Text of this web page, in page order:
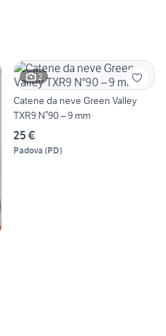
2
Catene da neve Green Valley
TXR9 N°90 – 9 mm
25 €
Padova (PD)